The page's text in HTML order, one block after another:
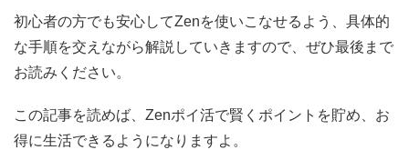
初心者の方でも安心してZenを使いこなせるよう、具体的
な手順を交えながら解説していきますので、ぜひ最後まで
お読みください。
この記事を読めば、Zenポイ活で賢くポイントを貯め、お
得に生活できるようになりますよ。